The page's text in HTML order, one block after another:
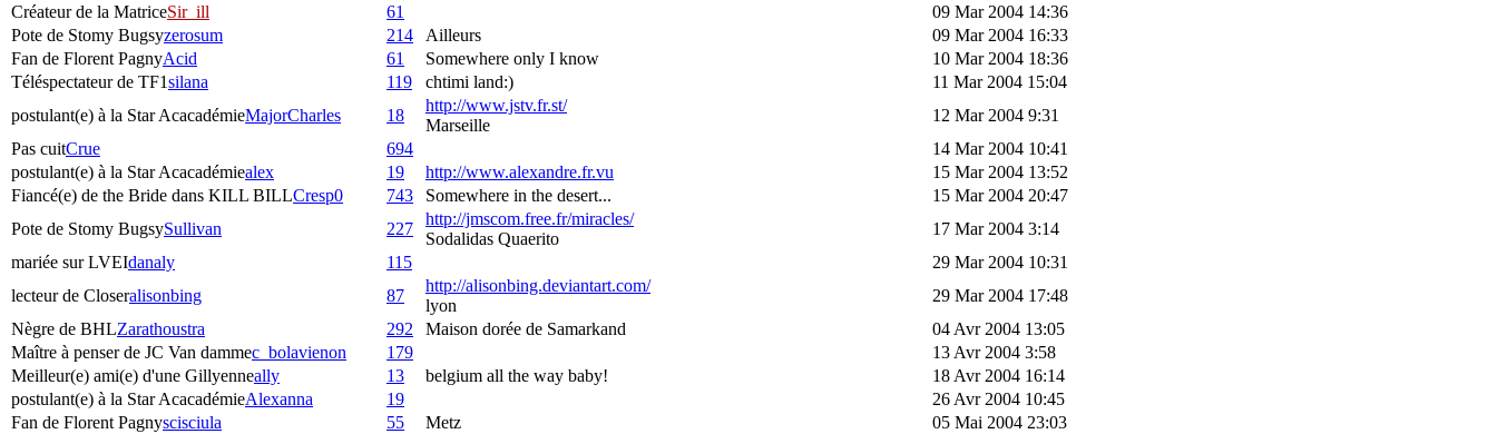
Créateur de la MatriceSir_ill 61
09 Mar 2004 14:36
Pote de Stomy Bugsyzerosum 214 Ailleurs
09 Mar 2004 16:33
Fan de Florent PagnyAcid 61 Somewhere only I know
10 Mar 2004 18:36
Téléspectateur de TF1silana 119 chtimi land:)
11 Mar 2004 15:04
postulant(e) à la Star AcacadémieMajorCharles 18
http://www.jstv.fr.st/
Marseille
12 Mar 2004 9:31
Pas cuitCrue 694
14 Mar 2004 10:41
postulant(e) à la Star Acacadémiealex 19 http://www.alexandre.fr.vu
15 Mar 2004 13:52
Fiancé(e) de the Bride dans KILL BILLCresp0 743 Somewhere in the desert...
15 Mar 2004 20:47
Pote de Stomy BugsySullivan 227
http://jmscom.free.fr/miracles/
Sodalidas Quaerito
17 Mar 2004 3:14
mariée sur LVEIdanaly 115
29 Mar 2004 10:31
lecteur de Closeralisonbing 87
http://alisonbing.deviantart.com/
lyon
29 Mar 2004 17:48
Nègre de BHLZarathoustra 292 Maison dorée de Samarkand
04 Avr 2004 13:05
Maître à penser de JC Van dammec_bolavienon 179
13 Avr 2004 3:58
Meilleur(e) ami(e) d'une Gillyenneally 13 belgium all the way baby!
18 Avr 2004 16:14
postulant(e) à la Star AcacadémieAlexanna 19
26 Avr 2004 10:45
Fan de Florent Pagnyscisciula 55 Metz
05 Mai 2004 23:03